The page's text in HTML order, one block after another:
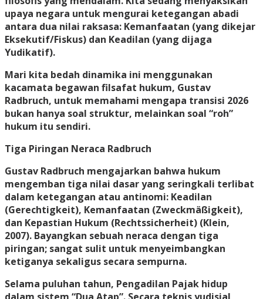
upaya negara untuk mengurai ketegangan abadi
antara dua nilai raksasa: Kemanfaatan (yang dikejar
Eksekutif/Fiskus) dan Keadilan (yang dijaga
Yudikatif).
Mari kita bedah dinamika ini menggunakan
kacamata begawan filsafat hukum, Gustav
Radbruch, untuk memahami mengapa transisi 2026
bukan hanya soal struktur, melainkan soal “roh”
hukum itu sendiri.
Tiga Piringan Neraca Radbruch
Gustav Radbruch mengajarkan bahwa hukum
mengemban tiga nilai dasar yang seringkali terlibat
dalam ketegangan atau antinomi: Keadilan
(Gerechtigkeit), Kemanfaatan (Zweckmäßigkeit),
dan Kepastian Hukum (Rechtssicherheit) (Klein,
2007). Bayangkan sebuah neraca dengan tiga
piringan; sangat sulit untuk menyeimbangkan
ketiganya sekaligus secara sempurna.
Selama puluhan tahun, Pengadilan Pajak hidup